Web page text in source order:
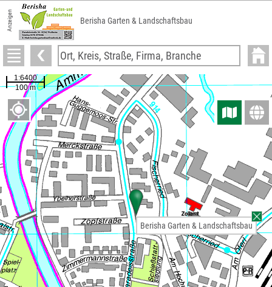
Anzeigen Berisha Garten & Landschaftsbau
Berisha Garten & Landschaftsbau